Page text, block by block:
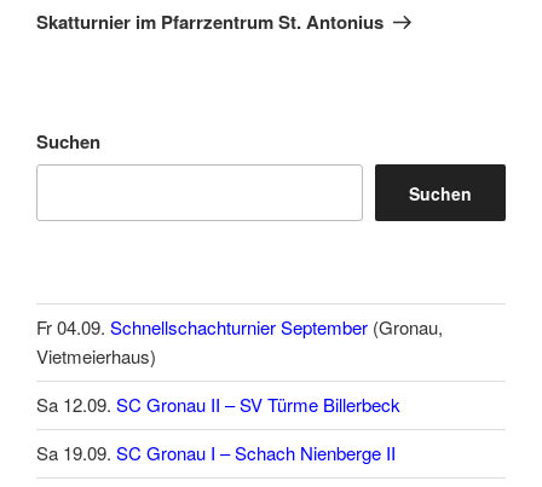
Beitrag
Skatturnier im Pfarrzentrum St. Antonius
Suchen
Suchen
Fr 04.09. Schnellschachturnier September (Gronau,
Vietmeierhaus)
Sa 12.09. SC Gronau II – SV Türme Billerbeck
Sa 19.09. SC Gronau I – Schach Nienberge II